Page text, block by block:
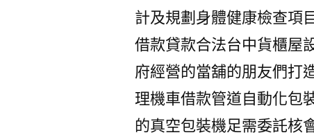
計及規劃身體健康檢查項
借款貸款合法台中貨櫃屋
府經營的當舖的朋友們打
理機車借款管道自動化包
的真空包裝機足需委託核